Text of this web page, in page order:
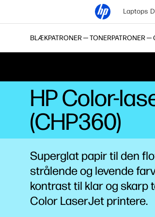
Laptops
BLÆKPATRONER ─ TONERPATRONER ─
HP Color-
(CHP360)
Superglat papir til den
strålende og levende
kontrast til klar og skarp
Color LaserJet printere.